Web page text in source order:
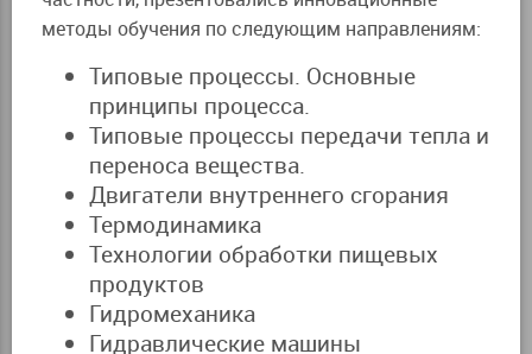
методы обучения по следующим направлениям:
Типовые процессы. Основные
принципы процесса.
Типовые процессы передачи тепла и
переноса вещества.
Двигатели внутреннего сгорания
Термодинамика
Технологии обработки пищевых
продуктов
Гидромеханика
Гидравлические машины